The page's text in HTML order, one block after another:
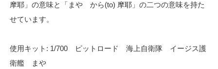
摩耶」の意味と「まや から(to) 摩耶」の二つの意味を持た
せています。
使用キット: 1/700 ピットロード 海上自衛隊 イージス護
衛艦 まや